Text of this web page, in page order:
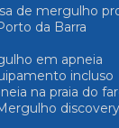
de mergulho
da Barra
em apneia
incluso
na praia do
Mergulho discovery